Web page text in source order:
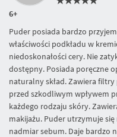
6+
Puder posiada bardzo
właściwości podkładu w
niedoskonałości cery. Nie
dostępny. Posiada poręczne
naturalny skład. Zawiera filtry
przed szkodliwym wpływem
każdego rodzaju skóry.
makijażu. Puder utrzymuje się
nadmiar sebum. Daje bardzo